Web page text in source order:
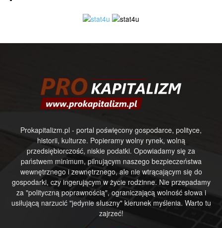
Prokapitalizm.pl - portal poświęcony gospodarce, polityce,
historii, kulturze. Popieramy wolny rynek, wolną
przedsiębiorczość, niskie podatki. Opowiadamy się za
państwem minimum, pilnującym naszego bezpieczeństwa
wewnętrznego i zewnętrznego, ale nie wtrącającym się do
gospodarki, czy ingerującym w życie rodzinne. Nie przepadamy
za "polityczną poprawnością", ograniczającą wolność słowa i
usiłującą narzucić "jedynie słuszny" kierunek myślenia. Warto tu
zajrzeć!